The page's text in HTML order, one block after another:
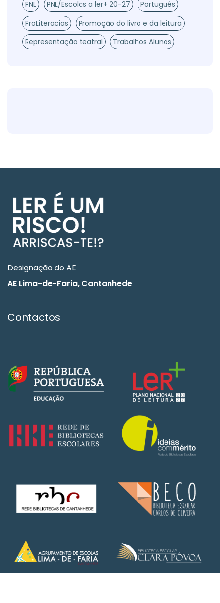
PNL
PNL/Escolas a ler+ 20-27
Português
ProLiteracias
Promoção do livro e da leitura
Representação teatral
Trabalhos Alunos
Designação do AE
AE Lima-de-Faria, Cantanhede
Contactos